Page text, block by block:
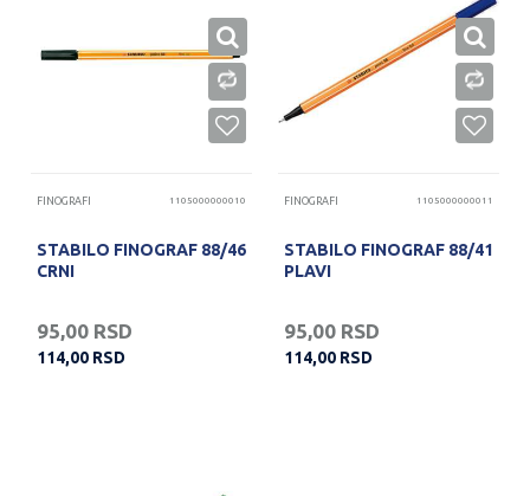
FINOGRAFI 1105000000010
STABILO FINOGRAF 88/46
CRNI
95,00 RSD
114,00 RSD
FINOGRAFI 1105000000011
STABILO FINOGRAF 88/41
PLAVI
95,00 RSD
114,00 RSD